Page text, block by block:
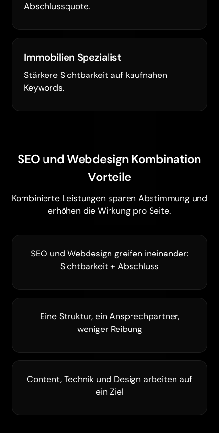
Abschlussquote.
Immobilien Spezialist
Stärkere Sichtbarkeit auf kaufnahen
Keywords.
SEO und Webdesign Kombination
Vorteile
Kombinierte Leistungen sparen Abstimmung und
erhöhen die Wirkung pro Seite.
SEO und Webdesign greifen ineinander:
Sichtbarkeit + Abschluss
Eine Struktur, ein Ansprechpartner,
weniger Reibung
Content, Technik und Design arbeiten auf
ein Ziel